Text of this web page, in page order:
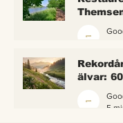
älvar:
igen
5